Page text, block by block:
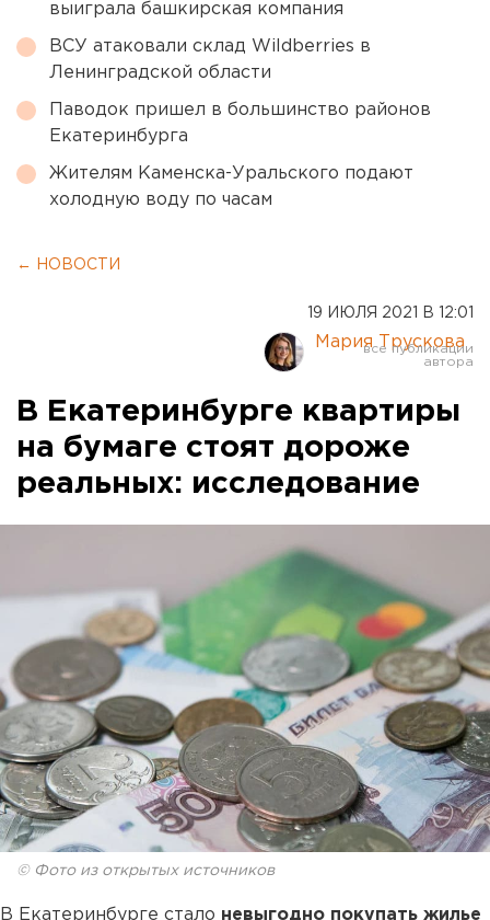
выиграла башкирская компания
ВСУ атаковали склад Wildberries в
Ленинградской области
Паводок пришел в большинство районов
Екатеринбурга
Жителям Каменска-Уральского подают
холодную воду по часам
← НОВОСТИ
19 ИЮЛЯ 2021 В 12:01
Мария Трускова
В Екатеринбурге квартиры
на бумаге стоят дороже
реальных: исследование
© Фото из открытых источников
В Екатеринбурге стало невыгодно покупать жилье